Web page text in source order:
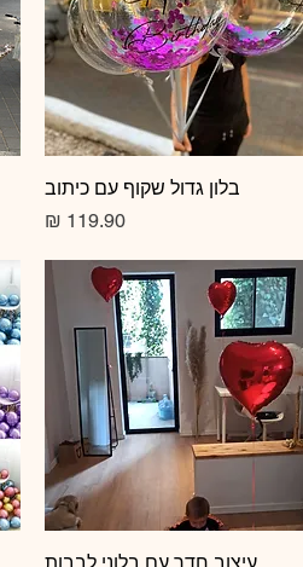
תצוגה מהירה
בלון גדול שקוף עם כיתוב
מחיר
תצוגה מהירה